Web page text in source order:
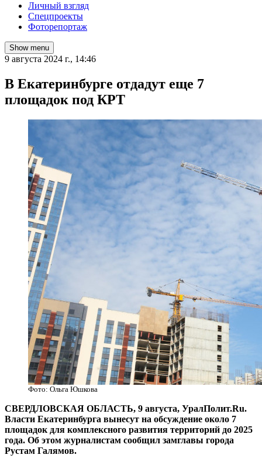
Личный взгляд
Спецпроекты
Фоторепортаж
Show menu
9 августа 2024 г., 14:46
В Екатеринбурге отдадут еще 7
площадок под КРТ
Фото: Ольга Юшкова
СВЕРДЛОВСКАЯ ОБЛАСТЬ, 9 августа, УралПолит.Ru.
Власти Екатеринбурга вынесут на обсуждение около 7
площадок для комплексного развития территорий до 2025
года. Об этом журналистам сообщил замглавы города
Рустам Галямов.